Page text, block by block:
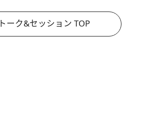
トーク&セッション TOP